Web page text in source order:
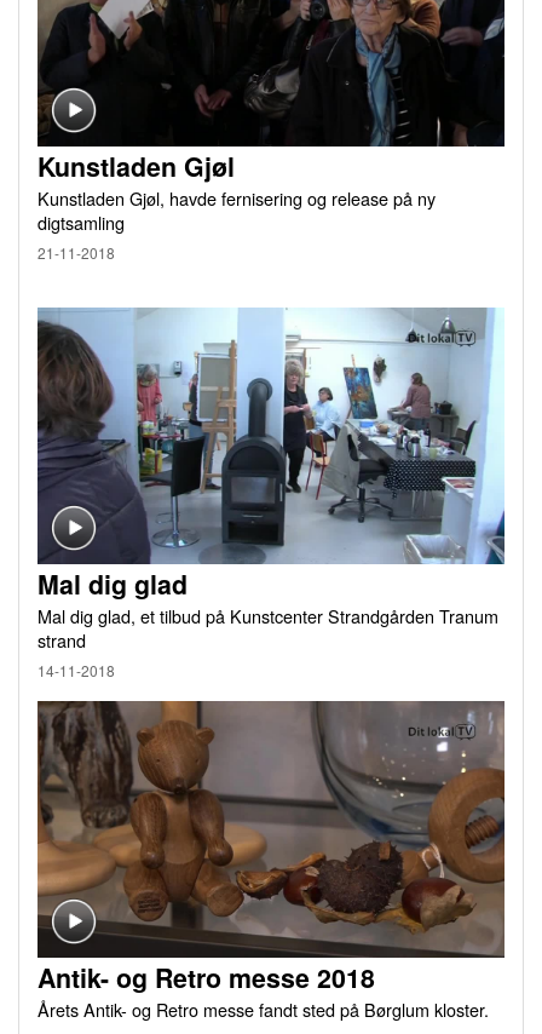
Kunstladen Gjøl
Kunstladen Gjøl, havde fernisering og release på ny
digtsamling
21-11-2018
Mal dig glad
Mal dig glad, et tilbud på Kunstcenter Strandgården Tranum
strand
14-11-2018
Antik- og Retro messe 2018
Årets Antik- og Retro messe fandt sted på Børglum kloster.